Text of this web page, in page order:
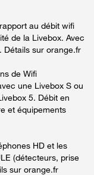
au débit wifi
de la Livebox. Avec
Détails sur orange.fr
de Wifi
une Livebox S ou
5. Débit en
et équipements
HD et les
(détecteurs, prise
sur orange.fr